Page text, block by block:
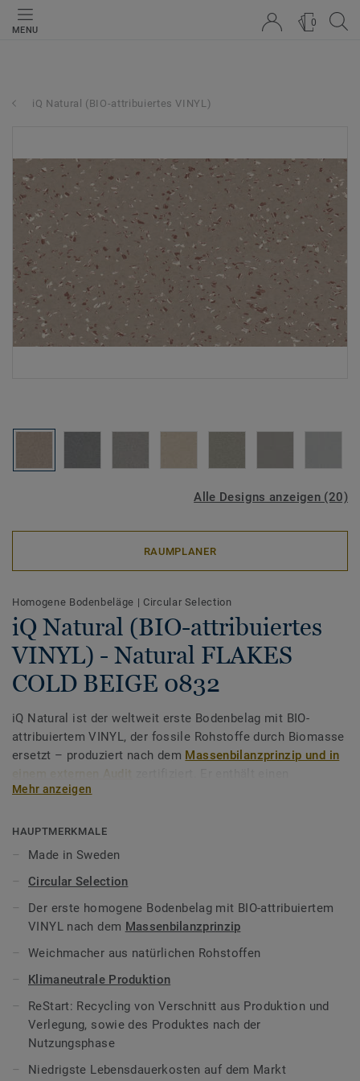
MENU
0
iQ Natural (BIO-attribuiertes VINYL)
Alle Designs anzeigen (20)
RAUMPLANER
Homogene Bodenbeläge | Circular Selection
iQ Natural (BIO-attribuiertes
VINYL) - Natural FLAKES
COLD BEIGE 0832
iQ Natural ist der weltweit erste Bodenbelag mit BIO-
attribuiertem VINYL, der fossile Rohstoffe durch Biomasse
ersetzt – produziert nach dem Massenbilanzprinzip und in
einem externen Audit
natürlichen, phthalatfreien Weichmacher auf der Basis
elastischen Bodenbelägen mit dem geringsten CO2-
Fußabdruck auf dem Markt gehört. Über den gesamten
Produktlebenszyklus hinweg bietet das Produkt eine
Lösung, die Treibhausgasemissionen um mehr als -60 % im
Vergleich zu einem durchschnittlichen homogenen
Vinylbodenbelag auf fossiler Basis* reduziert.
Krankenhaus (z.B.im Operationssaal) und der Forschung
gefragt, wo es um den Einsatz in sensiblen Bereichen mit
absoluter Hygiene ankommt. Die strapazierfähige
Oberfläche ist für Schwerlast geeignet, pflegeleicht und
Mehr anzeigen
HAUPTMERKMALE
Made in Sweden
Circular Selection
Der erste homogene Bodenbelag mit BIO-attribuiertem
VINYL nach dem Massenbilanzprinzip
Weichmacher aus natürlichen Rohstoffen
Klimaneutrale Produktion
ReStart: Recycling von Verschnitt aus Produktion und
Verlegung, sowie des Produktes nach der
Nutzungsphase
Niedrigste Lebensdauerkosten auf dem Markt